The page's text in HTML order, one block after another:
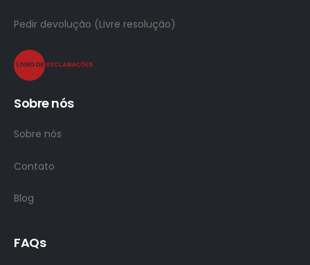
Pedir devolução (Livre resolução)
Sobre nós
Sobre nós
Contato
Blog
FAQs